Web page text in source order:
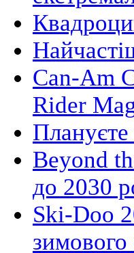
Can-Am
Rider
Beyond
до 2030
Ski-Doo
зимового